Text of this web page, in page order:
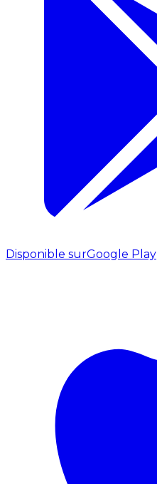
Disponible surGoogle Play